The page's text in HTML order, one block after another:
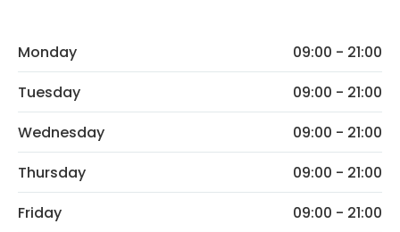
Monday
09:00 - 21:00
Tuesday
09:00 - 21:00
Wednesday
09:00 - 21:00
Thursday
09:00 - 21:00
Friday
09:00 - 21:00